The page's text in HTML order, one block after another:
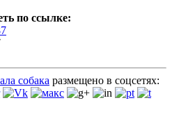
по ссылке:
собака размещено в соцсетях: